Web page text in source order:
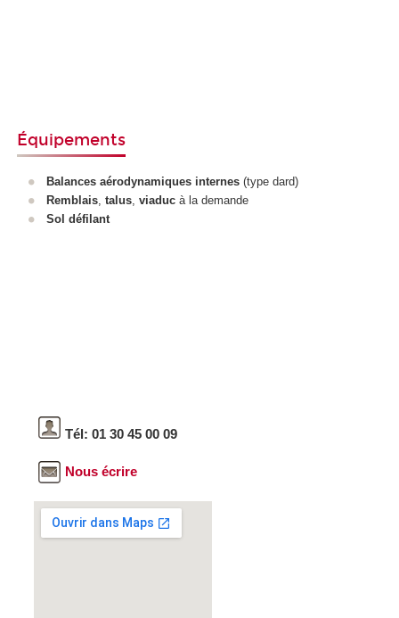
Équipements
Balances aérodynamiques internes(type dard)
Remblais, talus, viaducà la demande
Sol défilant
Tél: 01 30 45 00 09
Nous écrire